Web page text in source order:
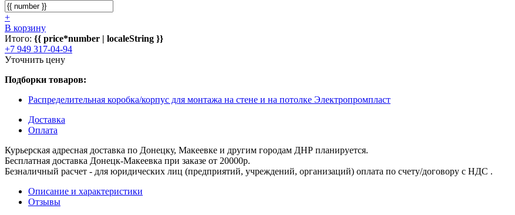
+
В корзину
Итого: {{ price*number | localeString }}
+7 949 317-04-94
Уточнить цену
Подборки товаров:
Распределительная коробка/корпус для монтажа на стене и на потолке Электропромпласт
Доставка
Оплата
Курьерская адресная доставка по Донецку, Макеевке и другим городам ДНР планируется.
Бесплатная доставка Донецк-Макеевка при заказе от 20000р.
Безналичный расчет - для юридических лиц (предприятий, учреждений, организаций) оплата по счету/договору с НДС .
Описание и характеристики
Отзывы